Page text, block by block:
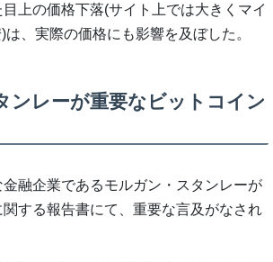
上の価格下落(サイト上では大きくマイ
、実際の価格にも影響を及ぼした。
ンレーが重要なビットコイン
金融企業であるモルガン・スタンレーが
する報告書にて、重要な言及がなされ